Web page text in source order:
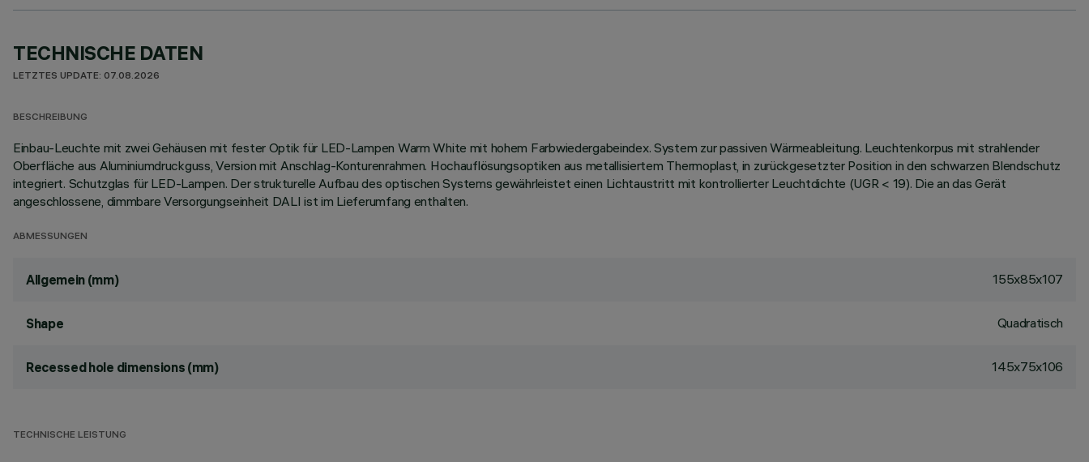
TECHNISCHE DATEN
LETZTES UPDATE: 07.08.2026
BESCHREIBUNG
Einbau-Leuchte mit zwei Gehäusen mit fester Optik für LED-Lampen Warm White mit hohem Farbwiedergabeindex. System zur passiven Wärmeableitung. Leuchtenkorpus mit strahlender
Oberfläche aus Aluminiumdruckguss, Version mit Anschlag-Konturenrahmen. Hochauflösungsoptiken aus metallisiertem Thermoplast, in zurückgesetzter Position in den schwarzen Blendschutz
integriert. Schutzglas für LED-Lampen. Der strukturelle Aufbau des optischen Systems gewährleistet einen Lichtaustritt mit kontrollierter Leuchtdichte (UGR < 19). Die an das Gerät
angeschlossene, dimmbare Versorgungseinheit DALI ist im Lieferumfang enthalten.
ABMESSUNGEN
Allgemein (mm) 155x85x107
Shape Quadratisch
Recessed hole dimensions (mm) 145x75x106
TECHNISCHE LEISTUNG